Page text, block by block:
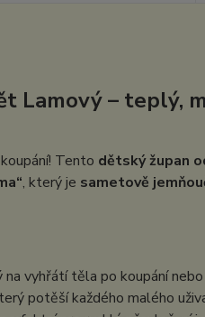
Lamový– teplý,
Tento dětský župan
, který je sametově
na vyhřátí těla po koupání
potěší každého malého